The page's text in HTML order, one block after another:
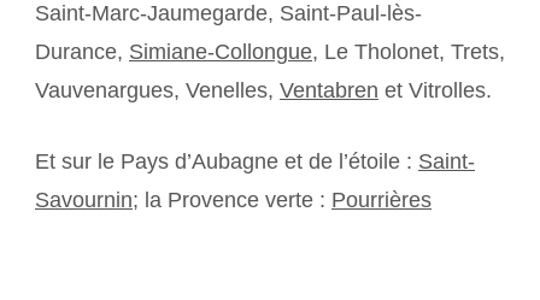
Saint-Marc-Jaumegarde, Saint-Paul-lès-
Durance, Simiane-Collongue, Le Tholonet, Trets,
Vauvenargues, Venelles, Ventabren et Vitrolles.
Et sur le Pays d’Aubagne et de l’étoile : Saint-
Savournin; la Provence verte : Pourrières